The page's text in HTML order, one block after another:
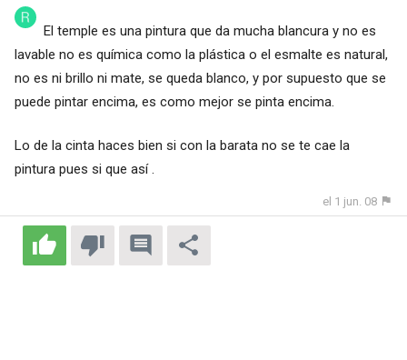
El temple es una pintura que da mucha blancura y no es
lavable no es química como la plástica o el esmalte es natural,
no es ni brillo ni mate, se queda blanco, y por supuesto que se
puede pintar encima, es como mejor se pinta encima.
Lo de la cinta haces bien si con la barata no se te cae la
pintura pues si que así .
el 1 jun. 08